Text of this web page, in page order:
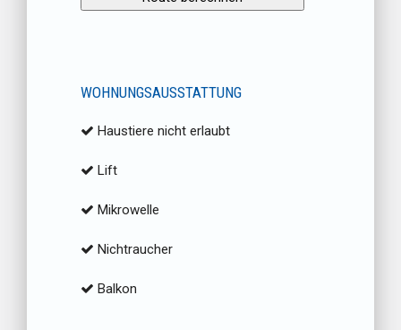
WOHNUNGSAUSSTATTUNG
Haustiere nicht erlaubt
Lift
Mikrowelle
Nichtraucher
Balkon